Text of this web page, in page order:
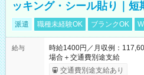
ッキング・シール貼り｜短
派遣 職種未経験OK ブランクOK
給与
時給1400円／月収例：
場合＋交通費別途支給
交通費別途支給あり